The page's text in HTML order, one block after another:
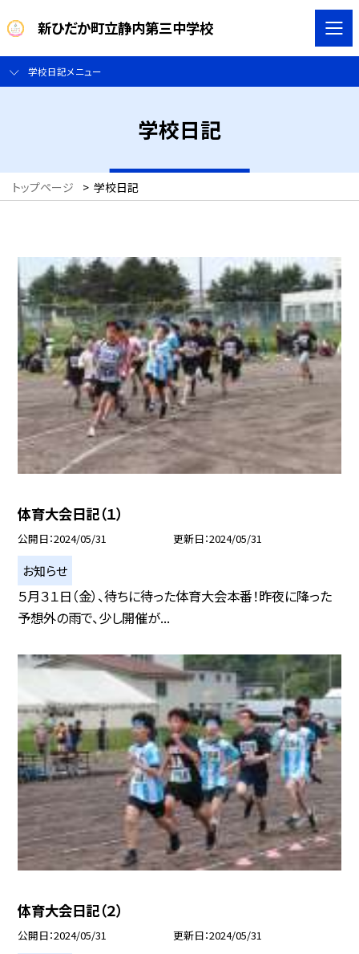
新ひだか町立静内第三中学校
学校日記メニュー
学校日記
トップページ > 学校日記
体育大会日記（１）
公開日 2024/05/31 更新日 2024/05/31
お知らせ
５月３１日（金）、待ちに待った体育大会本番！昨夜に降った
予想外の雨で、少し開催が...
体育大会日記（２）
公開日 2024/05/31 更新日 2024/05/31